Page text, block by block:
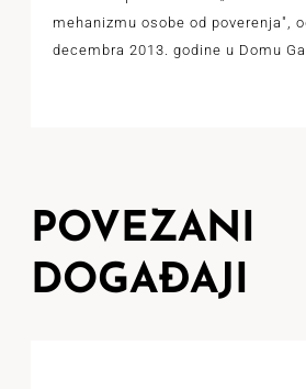
mehanizmu osobe od poverenja",
decembra 2013. godine u Domu
POVEZANI
DOGAĐAJI